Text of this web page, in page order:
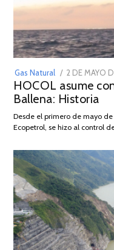
Gas Natural
POSTED
ON
2 DE MAYO
HOCOL asume
Ballena: Historia
Desde el primero de mayo
Ecopetrol, se hizo al control